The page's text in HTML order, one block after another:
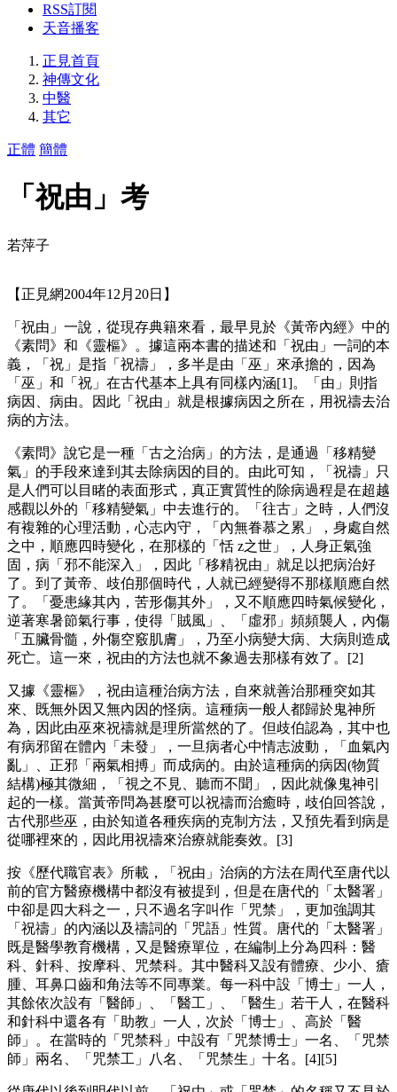
RSS訂閱
天音播客
正見首頁
神傳文化
中醫
其它
正體 簡體
「祝由」考
若萍子
【正見網2004年12月20日】
「祝由」一說，從現存典籍來看，最早見於《黃帝內經》中的
《素問》和《靈樞》。據這兩本書的描述和「祝由」一詞的本
義，「祝」是指「祝禱」，多半是由「巫」來承擔的，因為
「巫」和「祝」在古代基本上具有同樣內涵[1]。「由」則指
病因、病由。因此「祝由」就是根據病因之所在，用祝禱去治
病的方法。
《素問》說它是一種「古之治病」的方法，是通過「移精變
氣」的手段來達到其去除病因的目的。由此可知，「祝禱」只
是人們可以目睹的表面形式，真正實質性的除病過程是在超越
感觀以外的「移精變氣」中去進行的。「往古」之時，人們沒
有複雜的心理活動，心志內守，「內無眷慕之累」，身處自然
之中，順應四時變化，在那樣的「恬 z之世」，人身正氣強
固，病「邪不能深入」，因此「移精祝由」就足以把病治好
了。到了黃帝、歧伯那個時代，人就已經變得不那樣順應自然
了。「憂患緣其內，苦形傷其外」，又不順應四時氣候變化，
逆著寒暑節氣行事，使得「賊風」、「虛邪」頻頻襲人，內傷
「五臟骨髓，外傷空竅肌膚」，乃至小病變大病、大病則造成
死亡。這一來，祝由的方法也就不象過去那樣有效了。[2]
又據《靈樞》，祝由這種治病方法，自來就善治那種突如其
來、既無外因又無內因的怪病。這種病一般人都歸於鬼神所
為，因此由巫來祝禱就是理所當然的了。但歧伯認為，其中也
有病邪留在體內「未發」，一旦病者心中情志波動，「血氣內
亂」、正邪「兩氣相搏」而成病的。由於這種病的病因(物質
結構)極其微細，「視之不見、聽而不聞」，因此就像鬼神引
起的一樣。當黃帝問為甚麼可以祝禱而治癒時，歧伯回答說，
古代那些巫，由於知道各種疾病的克制方法，又預先看到病是
從哪裡來的，因此用祝禱來治療就能奏效。[3]
按《歷代職官表》所載，「祝由」治病的方法在周代至唐代以
前的官方醫療機構中都沒有被提到，但是在唐代的「太醫署」
中卻是四大科之一，只不過名字叫作「咒禁」，更加強調其
「祝禱」的內涵以及禱詞的「咒語」性質。唐代的「太醫署」
既是醫學教育機構，又是醫療單位，在編制上分為四科：醫
科、針科、按摩科、咒禁科。其中醫科又設有體療、少小、瘡
腫、耳鼻口齒和角法等不同專業。每一科中設「博士」一人，
其餘依次設有「醫師」、「醫工」、「醫生」若干人，在醫科
和針科中還各有「助教」一人，次於「博士」、高於「醫
師」。在當時的「咒禁科」中設有「咒禁博士」一名、「咒禁
師」兩名、「咒禁工」八名、「咒禁生」十名。[4][5]